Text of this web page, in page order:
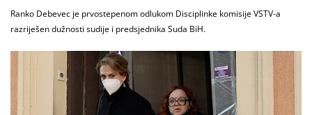
Ranko Debevec je prvostepenom odlukom Disciplinke komisije VSTV-a
razriješen dužnosti sudije i predsjednika Suda BiH.